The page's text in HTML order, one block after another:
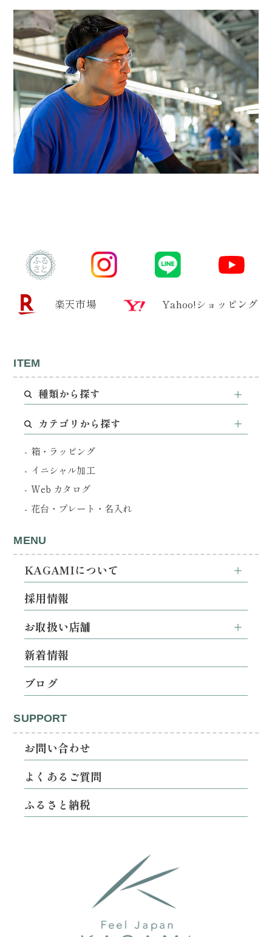
楽天市場 Yahoo!ショッピング
ITEM
種類から探す
カテゴリから探す
箱・ラッピング
イニシャル加工
Web カタログ
花台・プレート・名入れ
MENU
KAGAMIについて
採用情報
お取扱い店舗
新着情報
ブログ
SUPPORT
お問い合わせ
よくあるご質問
ふるさと納税